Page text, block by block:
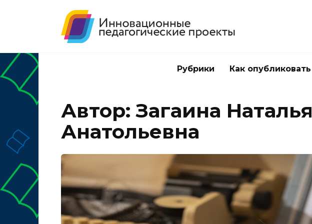
Рубрики Как опубликовать
Автор:Загаина Наталья
Анатольевна